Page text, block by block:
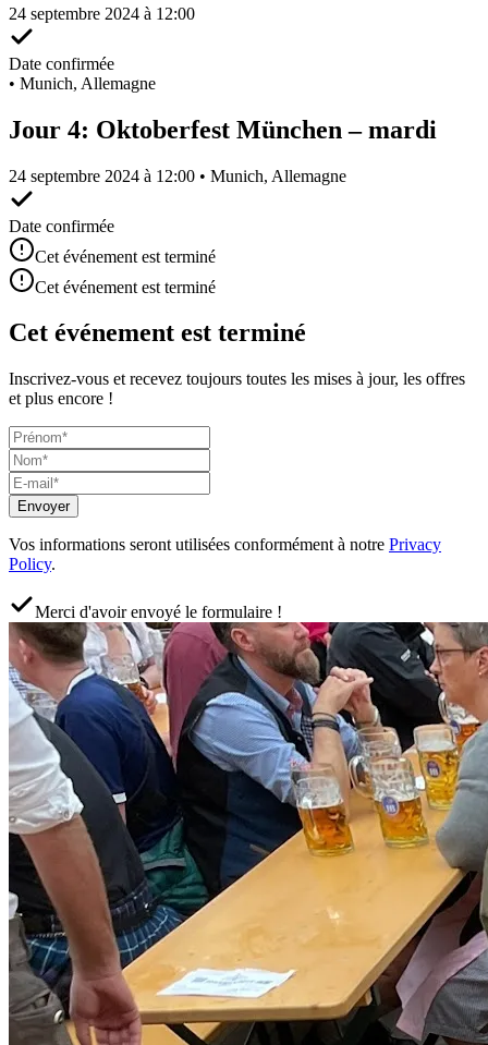
24 septembre 2024 à 12:00
Date confirmée
• Munich, Allemagne
Jour 4: Oktoberfest München – mardi
24 septembre 2024 à 12:00 • Munich, Allemagne
Date confirmée
Cet événement est terminé
Cet événement est terminé
Cet événement est terminé
Inscrivez-vous et recevez toujours toutes les mises à jour, les offres
et plus encore !
Envoyer
Vos informations seront utilisées conformément à notre Privacy
Policy.
Merci d'avoir envoyé le formulaire !